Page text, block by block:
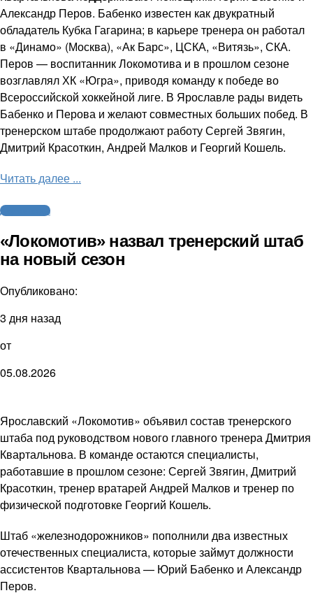
Александр Перов. Бабенко известен как двукратный
обладатель Кубка Гагарина; в карьере тренера он работал
в «Динамо» (Москва), «Ак Барс», ЦСКА, «Витязь», СКА.
Перов — воспитанник Локомотива и в прошлом сезоне
возглавлял ХК «Югра», приводя команду к победе во
Всероссийской хоккейной лиге. В Ярославле рады видеть
Бабенко и Перова и желают совместных больших побед. В
тренерском штабе продолжают работу Сергей Звягин,
Дмитрий Красоткин, Андрей Малков и Георгий Кошель.
Читать далее ...
Другие виды
«Локомотив» назвал тренерский штаб
на новый сезон
Опубликовано:
3 дня назад
от
05.08.2026
Ярославский «Локомотив» объявил состав тренерского
штаба под руководством нового главного тренера Дмитрия
Квартальнова. В команде остаются специалисты,
работавшие в прошлом сезоне: Сергей Звягин, Дмитрий
Красоткин, тренер вратарей Андрей Малков и тренер по
физической подготовке Георгий Кошель.
Штаб «железнодорожников» пополнили два известных
отечественных специалиста, которые займут должности
ассистентов Квартальнова — Юрий Бабенко и Александр
Перов.